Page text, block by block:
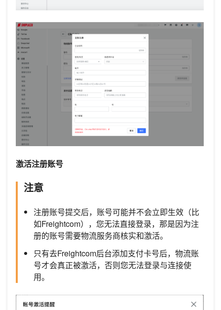
激活注册账号
注意
注册账号提交后，账号可能并不会立即生效（比
如Freightcom），您无法直接登录，那是因为注
册的账号需要物流服务商核实和激活。
只有去Freightcom后台添加支付卡号后，物流账
号才会真正被激活，否则您无法登录与连接使
用。